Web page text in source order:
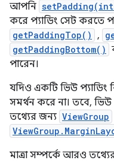
আপনি
করে প্যাডিং সেট করতে
getPaddingTop() ,
getPaddingBottom()
পারেন।
যদিও একটি ভিউ প্যাডিং
সমর্থন করে না। তবে,
তথ্যের জন্য ViewGroup
মাত্রা সম্পর্কে আরও